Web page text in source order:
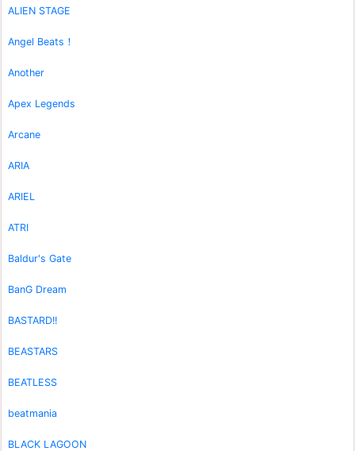
ALIEN STAGE
Angel Beats！
Another
Apex Legends
Arcane
ARIA
ARIEL
ATRI
Baldur's Gate
BanG Dream
BASTARD!!
BEASTARS
BEATLESS
beatmania
BLACK LAGOON